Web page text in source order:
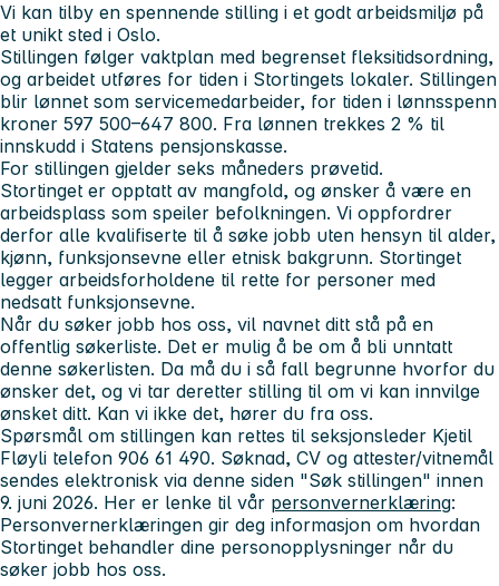
Vi kan tilby en spennende stilling i et godt arbeidsmiljø på
et unikt sted i Oslo.
Stillingen følger vaktplan med begrenset fleksitidsordning,
og arbeidet utføres for tiden i Stortingets lokaler. Stillingen
blir lønnet som servicemedarbeider, for tiden i lønnsspenn
kroner 597 500–647 800. Fra lønnen trekkes 2 % til
innskudd i Statens pensjonskasse.
For stillingen gjelder seks måneders prøvetid.
Stortinget er opptatt av mangfold, og ønsker å være en
arbeidsplass som speiler befolkningen. Vi oppfordrer
derfor alle kvalifiserte til å søke jobb uten hensyn til alder,
kjønn, funksjonsevne eller etnisk bakgrunn. Stortinget
legger arbeidsforholdene til rette for personer med
nedsatt funksjonsevne.
Når du søker jobb hos oss, vil navnet ditt stå på en
offentlig søkerliste. Det er mulig å be om å bli unntatt
denne søkerlisten. Da må du i så fall begrunne hvorfor du
ønsker det, og vi tar deretter stilling til om vi kan innvilge
ønsket ditt. Kan vi ikke det, hører du fra oss.
Spørsmål om stillingen kan rettes til seksjonsleder Kjetil
Fløyli telefon 906 61 490. Søknad, CV og attester/vitnemål
sendes elektronisk via denne siden "Søk stillingen" innen
9. juni 2026. Her er lenke til vår personvernerklæring:
Personvernerklæringen gir deg informasjon om hvordan
Stortinget behandler dine personopplysninger når du
søker jobb hos oss.